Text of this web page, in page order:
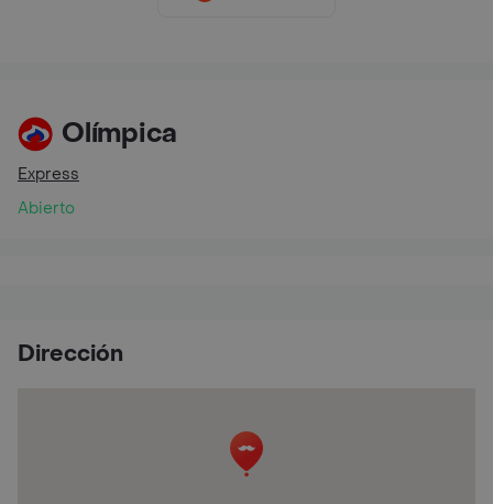
Olímpica
Express
Abierto
Dirección